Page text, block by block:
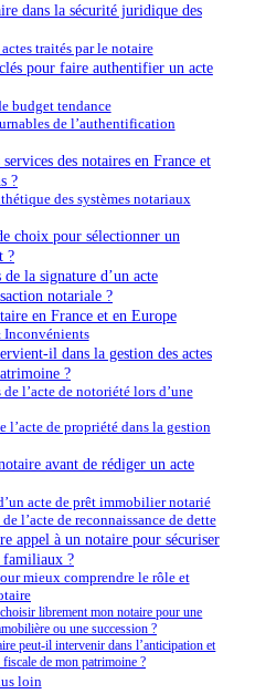
dans la sécurité juridique des
traités par le notaire
pour faire authentifier un acte
budget tendance
de l’authentification
des notaires en France et
?
des systèmes notariaux
choix pour sélectionner un
?
la signature d’un acte
notariale ?
en France et en Europe
il dans la gestion des actes
?
l’acte de notoriété lors d’une
l’acte de propriété dans la gestion
avant de rédiger un acte
acte de prêt immobilier notarié
l’acte de reconnaissance de dette
appel à un notaire pour sécuriser
familiaux ?
mieux comprendre le rôle et
librement mon notaire pour une
ou une succession ?
peut-il intervenir dans l’anticipation et
de mon patrimoine ?
loin